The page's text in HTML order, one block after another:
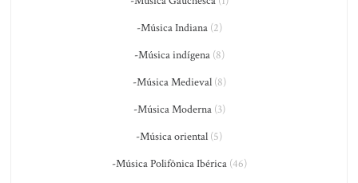
-Música Indiana(2)
-Música indígena(8)
-Música Medieval(8)
-Música Moderna(3)
-Música oriental (5)
-Música Polifônica Ibérica(46)